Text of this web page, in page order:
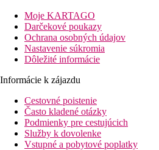
medzinárodné letisko Velana: 85 km
Popis izby
Beach Bungalov:31-35 m2, vila
Water Vila:51-60 m2, vila nad
Popis hotela
70 izieb
recepcia
Moje KARTAGO
Darčekové poukazy
Ochrana osobných údajov
Nastavenie súkromia
Dôležité informácie
Informácie k zájazdu
Cestovné poistenie
Často kladené otázky
Podmienky pre cestujúcich
Služby k dovolenke
Vstupné a pobytové poplatky